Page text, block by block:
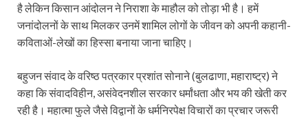
है लेकिन किसान आंदोलन ने निराशा के माहौल को तोड़ा भी है। हमें
जनांदोलनों के साथ मिलकर उनमें शामिल लोगों के जीवन को अपनी कहानी-
कविताओं-लेखों का हिस्सा बनाया जाना चाहिए।
बहुजन संवाद के वरिष्ठ पत्रकार प्रशांत सोनाने (बुलढाणा, महाराष्ट्र) ने
कहा कि संवादविहीन, असंवेदनशील सरकार धर्मांधता और भय की खेती कर
रही है। महात्मा फुले जैसे विद्वानों के धर्मनिरपेक्ष विचारों का प्रचार जरूरी